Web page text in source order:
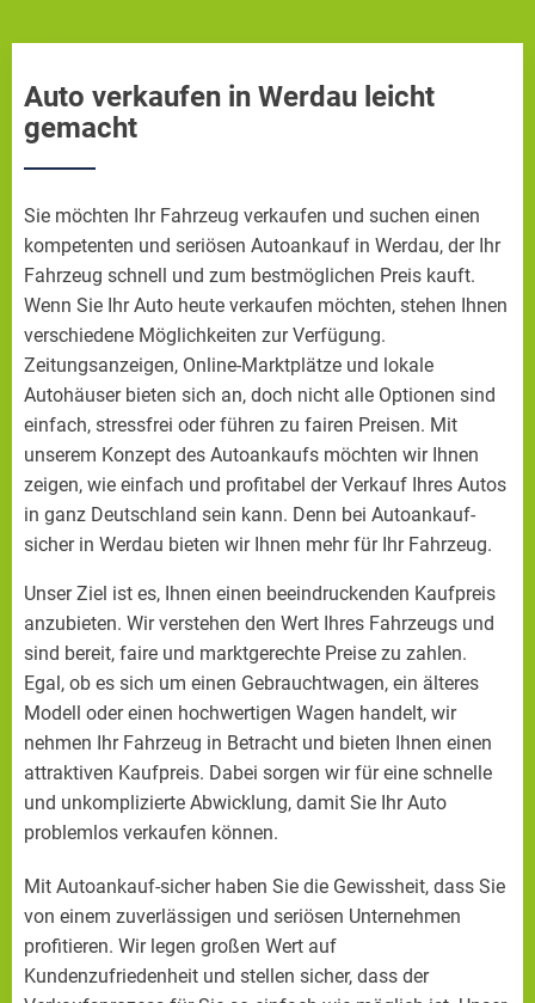
Auto verkaufen in Werdau leicht
gemacht
Sie möchten Ihr Fahrzeug verkaufen und suchen einen
kompetenten und seriösen Autoankauf in Werdau, der Ihr
Fahrzeug schnell und zum bestmöglichen Preis kauft.
Wenn Sie Ihr Auto heute verkaufen möchten, stehen Ihnen
verschiedene Möglichkeiten zur Verfügung.
Zeitungsanzeigen, Online-Marktplätze und lokale
Autohäuser bieten sich an, doch nicht alle Optionen sind
einfach, stressfrei oder führen zu fairen Preisen. Mit
unserem Konzept des Autoankaufs möchten wir Ihnen
zeigen, wie einfach und profitabel der Verkauf Ihres Autos
in ganz Deutschland sein kann. Denn bei Autoankauf-
sicher in Werdau bieten wir Ihnen mehr für Ihr Fahrzeug.
Unser Ziel ist es, Ihnen einen beeindruckenden Kaufpreis
anzubieten. Wir verstehen den Wert Ihres Fahrzeugs und
sind bereit, faire und marktgerechte Preise zu zahlen.
Egal, ob es sich um einen Gebrauchtwagen, ein älteres
Modell oder einen hochwertigen Wagen handelt, wir
nehmen Ihr Fahrzeug in Betracht und bieten Ihnen einen
attraktiven Kaufpreis. Dabei sorgen wir für eine schnelle
und unkomplizierte Abwicklung, damit Sie Ihr Auto
problemlos verkaufen können.
Mit Autoankauf-sicher haben Sie die Gewissheit, dass Sie
von einem zuverlässigen und seriösen Unternehmen
profitieren. Wir legen großen Wert auf
Kundenzufriedenheit und stellen sicher, dass der